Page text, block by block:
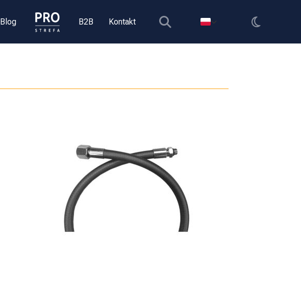
Blog B2B Kontakt